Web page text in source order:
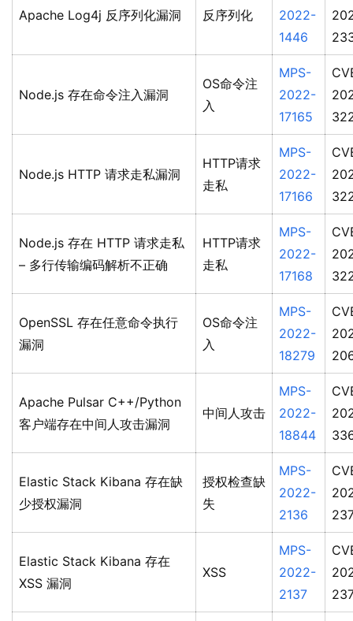
Apache Log4j 反序列化漏洞 反序列化
2022-
1446
Node.js 存在命令注入漏洞
OS命令注
入
MPS-
2022-
17165
Node.js HTTP 请求走私漏洞
HTTP请求
走私
MPS-
2022-
17166
Node.js 存在 HTTP 请求走私
– 多行传输编码解析不正确
HTTP请求
走私
MPS-
2022-
17168
OpenSSL 存在任意命令执行
漏洞
OS命令注
入
MPS-
2022-
18279
Apache Pulsar C++/Python
客户端存在中间人攻击漏洞
中间人攻击
MPS-
2022-
18844
Elastic Stack Kibana 存在缺
少授权漏洞
授权检查缺
失
MPS-
2022-
2136
Elastic Stack Kibana 存在
XSS 漏洞
XSS
MPS-
2022-
2137